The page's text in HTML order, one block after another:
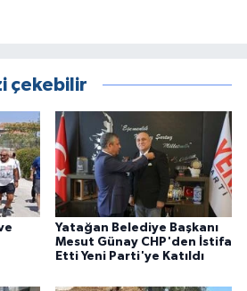
çekebilir
Yatağan Belediye Başkanı
Mesut Günay CHP'den İstifa
Etti Yeni Parti'ye Katıldı